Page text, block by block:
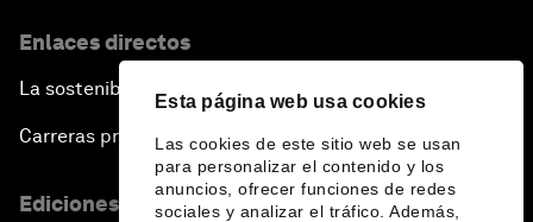
Esta página web usa cookies
Las cookies de este sitio web se usan
para personalizar el contenido y los
anuncios, ofrecer funciones de redes
sociales y analizar el tráfico. Además,
Enlaces directos
La sostenibilidad en el Foro
Carreras profesionales
Ediciones en otros idiomas